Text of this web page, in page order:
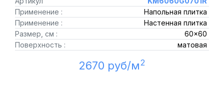
Применение :
Напольная плитка
Применение :
Настенная плитка
Размер, см :
60x60
Поверхность :
матовая
2670 руб/м2